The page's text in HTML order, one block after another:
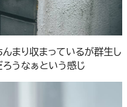
まり収まっているが群生し
うなぁという感じ